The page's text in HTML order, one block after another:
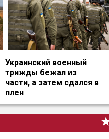
Украинский военный
трижды бежал из
части, а затем сдался в
плен